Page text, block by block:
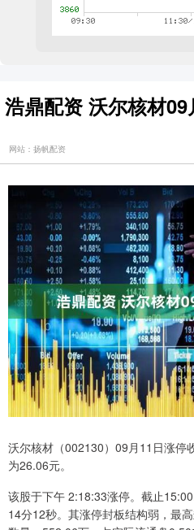
浩鼎配资 沃尔核材
网站：扬帆配资
沃尔核材（002130）09月11日涨停
为26.06元。
该股于下午 2:18:33涨停。截止
14分12秒。其涨停封板结构弱，最